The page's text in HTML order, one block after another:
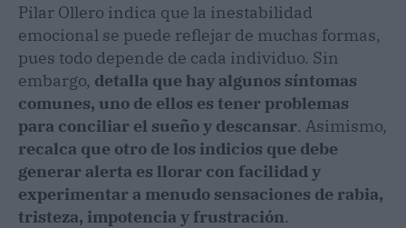
Pilar Ollero indica que la inestabilidad
emocional se puede reflejar de muchas formas,
pues todo depende de cada individuo. Sin
embargo, detalla que hay algunos síntomas
comunes, uno de ellos es tener problemas
para conciliar el sueño y descansar. Asimismo,
recalca que otro de los indicios que debe
generar alerta es llorar con facilidad y
experimentar a menudo sensaciones de rabia,
tristeza, impotencia y frustración.